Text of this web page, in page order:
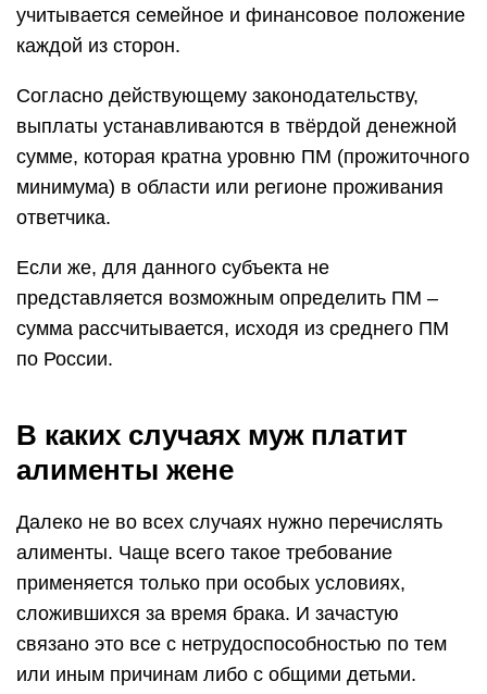
учитывается семейное и финансовое положение
каждой из сторон.
Согласно действующему законодательству,
выплаты устанавливаются в твёрдой денежной
сумме, которая кратна уровню ПМ (прожиточного
минимума) в области или регионе проживания
ответчика.
Если же, для данного субъекта не
представляется возможным определить ПМ –
сумма рассчитывается, исходя из среднего ПМ
по России.
В каких случаях муж платит
алименты жене
Далеко не во всех случаях нужно перечислять
алименты. Чаще всего такое требование
применяется только при особых условиях,
сложившихся за время брака. И зачастую
связано это все с нетрудоспособностью по тем
или иным причинам либо с общими детьми.